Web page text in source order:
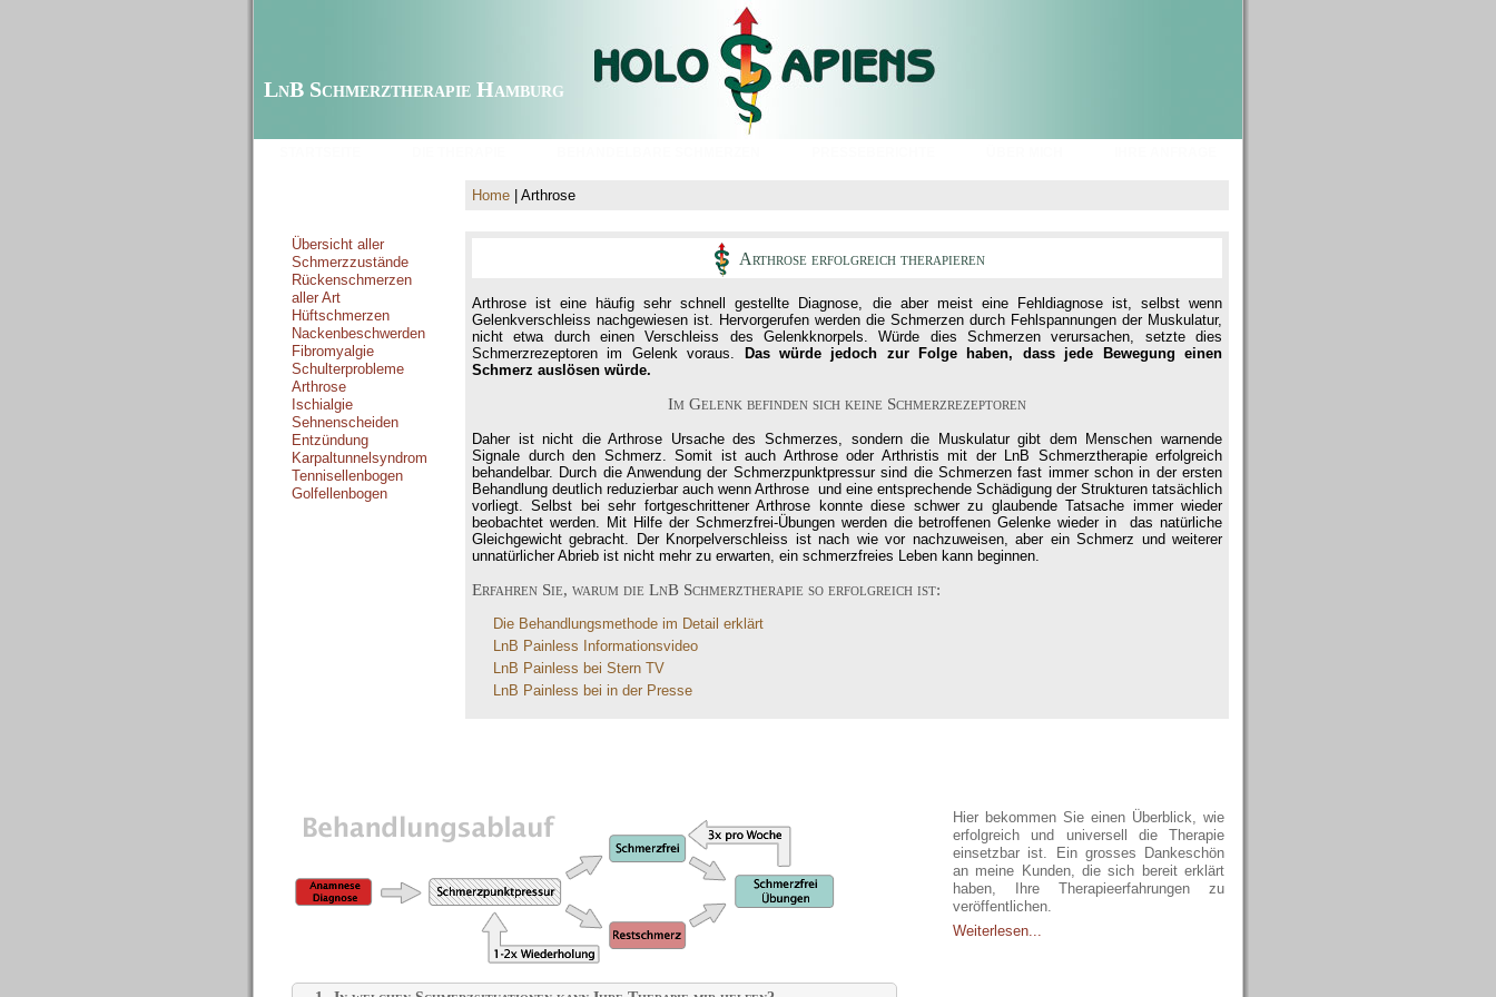
LnB Schmerztherapie Hamburg
Übersicht aller
Schmerzzustände
Rückenschmerzen
aller Art
Hüftschmerzen
Nackenbeschwerden
Fibromyalgie
Schulterprobleme
Arthrose
Ischialgie
Sehnenscheiden
Entzündung
Karpaltunnelsyndrom
Tennisellenbogen
Golfellenbogen
Home | Arthrose
Arthrose erfolgreich therapieren
Arthrose ist eine häufig sehr schnell gestellte Diagnose, die aber meist eine Fehldiagnose ist, selbst wenn
Gelenkverschleiss nachgewiesen ist. Hervorgerufen werden die Schmerzen durch Fehlspannungen der Muskulatur,
nicht etwa durch einen Verschleiss des Gelenkknorpels. Würde dies Schmerzen verursachen, setzte dies
Schmerzrezeptoren im Gelenk voraus.
Das würde jedoch zur Folge haben, dass jede Bewegung einen
Schmerz auslösen würde.
Im Gelenk befinden sich keine Schmerzrezeptoren
Daher ist nicht die Arthrose Ursache des Schmerzes, sondern die Muskulatur gibt dem Menschen warnende
Signale durch den Schmerz. Somit ist auch Arthrose oder Arthristis mit der LnB Schmerztherapie erfolgreich
behandelbar. Durch die Anwendung der Schmerzpunktpressur sind die Schmerzen fast immer schon in der ersten
Behandlung deutlich reduzierbar auch wenn Arthrose und eine entsprechende Schädigung der Strukturen tatsächlich
vorliegt. Selbst bei sehr fortgeschrittener Arthrose konnte diese schwer zu glaubende Tatsache immer wieder
beobachtet werden. Mit Hilfe der Schmerzfrei-Übungen werden die betroffenen Gelenke wieder in das natürliche
Gleichgewicht gebracht. Der Knorpelverschleiss ist nach wie vor nachzuweisen, aber ein Schmerz und weiterer
unnatürlicher Abrieb ist nicht mehr zu erwarten, ein schmerzfreies Leben kann beginnen.
Erfahren Sie, warum die LnB Schmerztherapie so erfolgreich ist:
Die Behandlungsmethode im Detail erklärt
LnB Painless Informationsvideo
LnB Painless bei Stern TV
LnB Painless bei in der Presse
Hier bekommen Sie einen Überblick, wie
erfolgreich und universell die Therapie
einsetzbar ist. Ein grosses Dankeschön
an meine Kunden, die sich bereit erklärt
haben, Ihre Therapieerfahrungen zu
veröffentlichen.
Weiterlesen...